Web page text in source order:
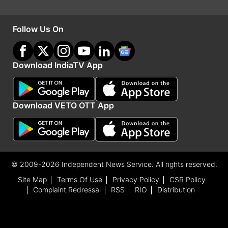
मस्कट में आयोजित होने वाला है और ‘प्रोथोम आलो’ अखबार
की खबर के मुताबिक इस सम्मेलन में तौहीद हुसैन और
जयशंकर, दोनों नेताओं के बीच सम्मेलन के दौरान बैठक हो
सकती है। इससे पहले हुसैन और जयशंकर की पहली
मुलाकात पिछले साल सितंबर में संयुक्त राष्ट्र महासभा सत्र
के दौरान न्यूयॉर्क में हुई थी।
Advertisement
Follow Us On
Download IndiaTV App
Download VETO OTT App
© 2009-2026 Independent News Service. All rights reserved.
Site Map
Terms Of Use Privacy Policy
CSR Policy
Complaint Redressal
RSS RIO Distribution